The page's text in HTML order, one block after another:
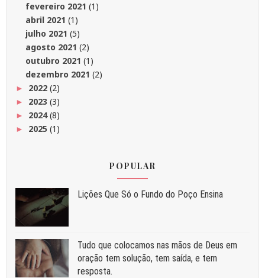
fevereiro 2021 (1)
abril 2021 (1)
julho 2021 (5)
agosto 2021 (2)
outubro 2021 (1)
dezembro 2021 (2)
► 2022 (2)
► 2023 (3)
► 2024(8)
► 2025 (1)
POPULAR
Liç⁠ões Que Só o Fundo do Poço Ensina
Tudo que colocamos nas mãos de Deus em
oração tem solução, tem saída, e tem
resposta.